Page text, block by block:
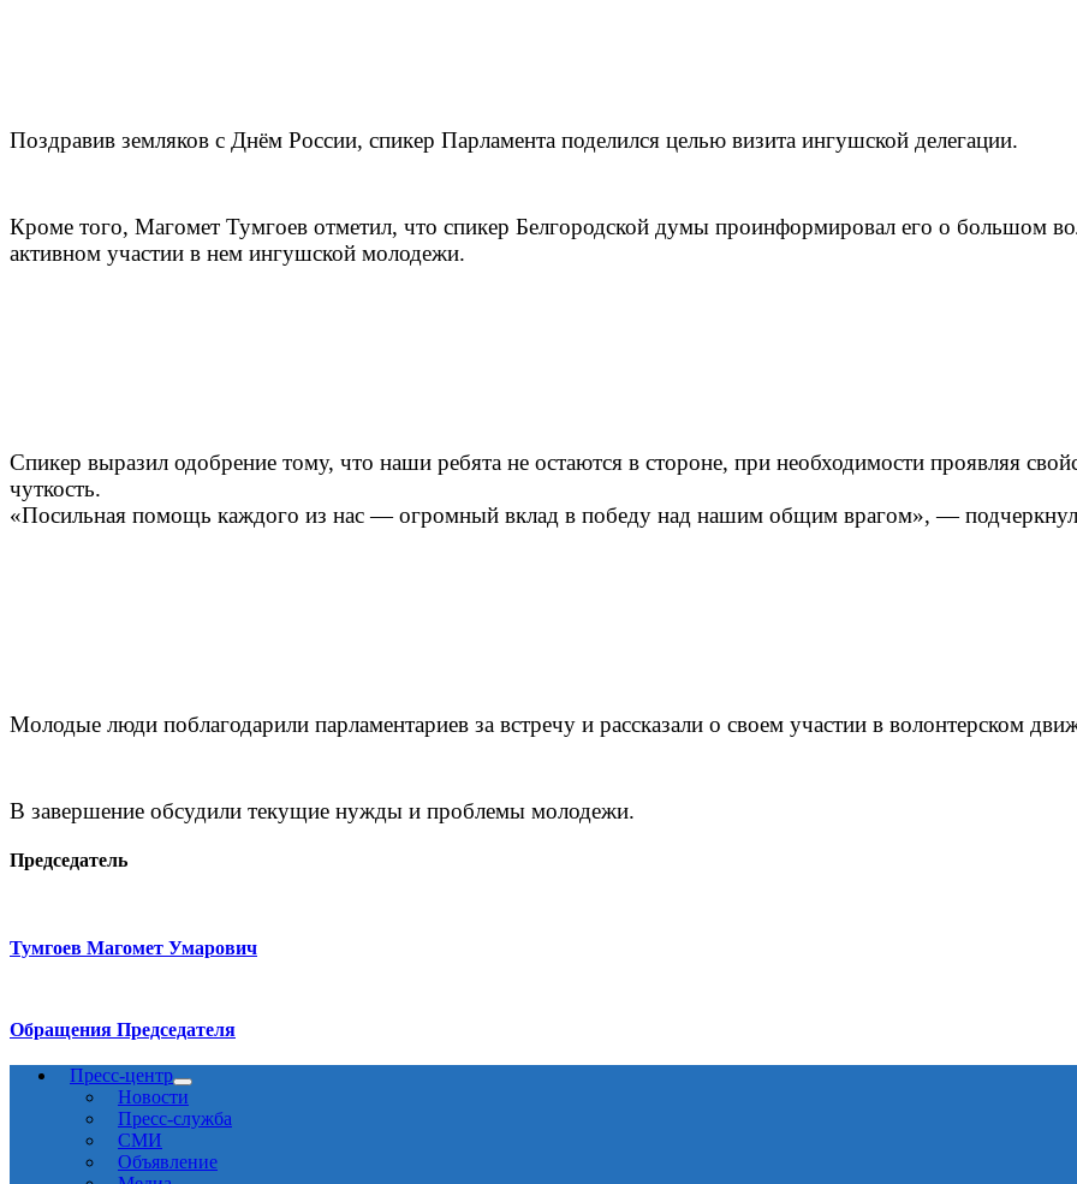
Поздравив земляков с Днём России, спикер Парламента поделился целью визита ингушской делегации.
Кроме того, Магомет Тумгоев отметил, что спикер Белгородской думы проинформировал его о большом
активном участии в нем ингушской молодежи.
Спикер выразил одобрение тому, что наши ребята не остаются в стороне, при необходимости проявляя
чуткость.
«Посильная помощь каждого из нас — огромный вклад в победу над нашим общим врагом», —
Молодые люди поблагодарили парламентариев за встречу и рассказали о своем участии в волонтерском
В завершение обсудили текущие нужды и проблемы молодежи.
Председатель
Тумгоев Магомет Умарович
Обращения Председателя
Пресс-центр
Новости
Пресс-служба
СМИ
Объявление